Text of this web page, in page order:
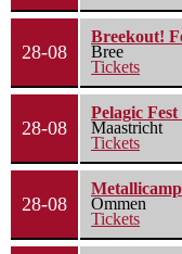
28-08
Breekout!
Bree
Tickets
28-08
Pelagic
Maastricht
Tickets
28-08
Ommen
Tickets